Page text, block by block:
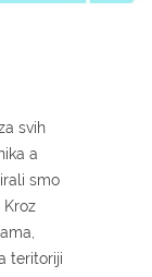
svih
a
smo
Kroz
teritoriji